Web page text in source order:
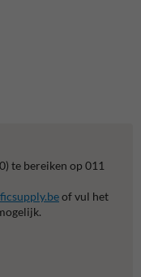
te bereiken op 011
of vul het